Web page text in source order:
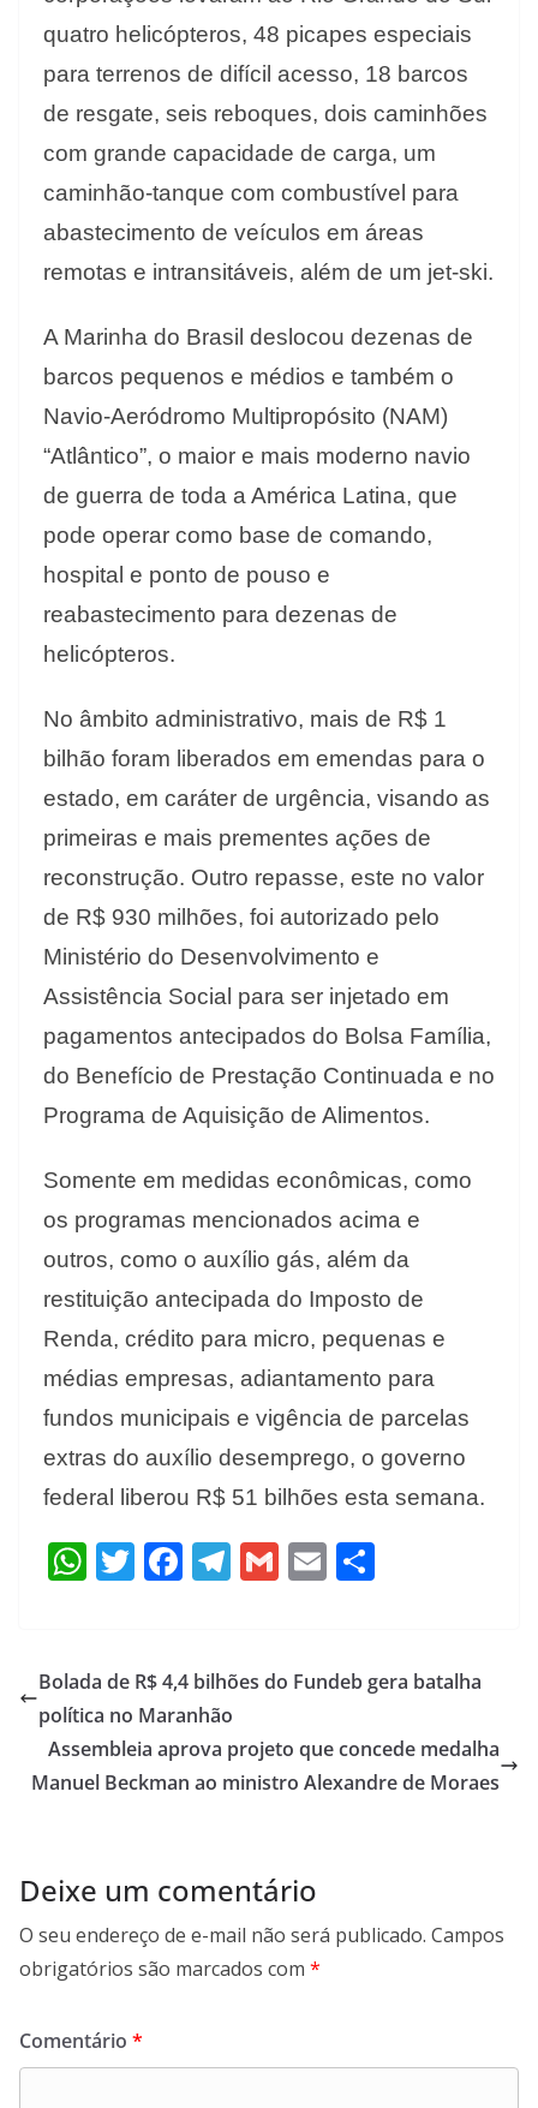
quatro helicópteros, 48 picapes especiais
para terrenos de difícil acesso, 18 barcos
de resgate, seis reboques, dois caminhões
com grande capacidade de carga, um
caminhão-tanque com combustível para
abastecimento de veículos em áreas
remotas e intransitáveis, além de um jet-ski.
A Marinha do Brasil deslocou dezenas de
barcos pequenos e médios e também o
Navio-Aeródromo Multipropósito (NAM)
“Atlântico”, o maior e mais moderno navio
de guerra de toda a América Latina, que
pode operar como base de comando,
hospital e ponto de pouso e
reabastecimento para dezenas de
helicópteros.
No âmbito administrativo, mais de R$ 1
bilhão foram liberados em emendas para o
estado, em caráter de urgência, visando as
primeiras e mais prementes ações de
reconstrução. Outro repasse, este no valor
de R$ 930 milhões, foi autorizado pelo
Ministério do Desenvolvimento e
Assistência Social para ser injetado em
pagamentos antecipados do Bolsa Família,
do Benefício de Prestação Continuada e no
Programa de Aquisição de Alimentos.
Somente em medidas econômicas, como
os programas mencionados acima e
outros, como o auxílio gás, além da
restituição antecipada do Imposto de
Renda, crédito para micro, pequenas e
médias empresas, adiantamento para
fundos municipais e vigência de parcelas
extras do auxílio desemprego, o governo
federal liberou R$ 51 bilhões esta semana.
W
s
A
p
p
T
er
F
b
o
o
k
T
gr
a
m
G
l
E
l e
Bolada de R$ 4,4 bilhões do Fundeb gera batalha
política no Maranhão
Assembleia aprova projeto que concede medalha
Manuel Beckman ao ministro Alexandre de Moraes
Deixe um comentário
O seu endereço de e-mail não será publicado. Campos
obrigatórios são marcados com *
Comentário *